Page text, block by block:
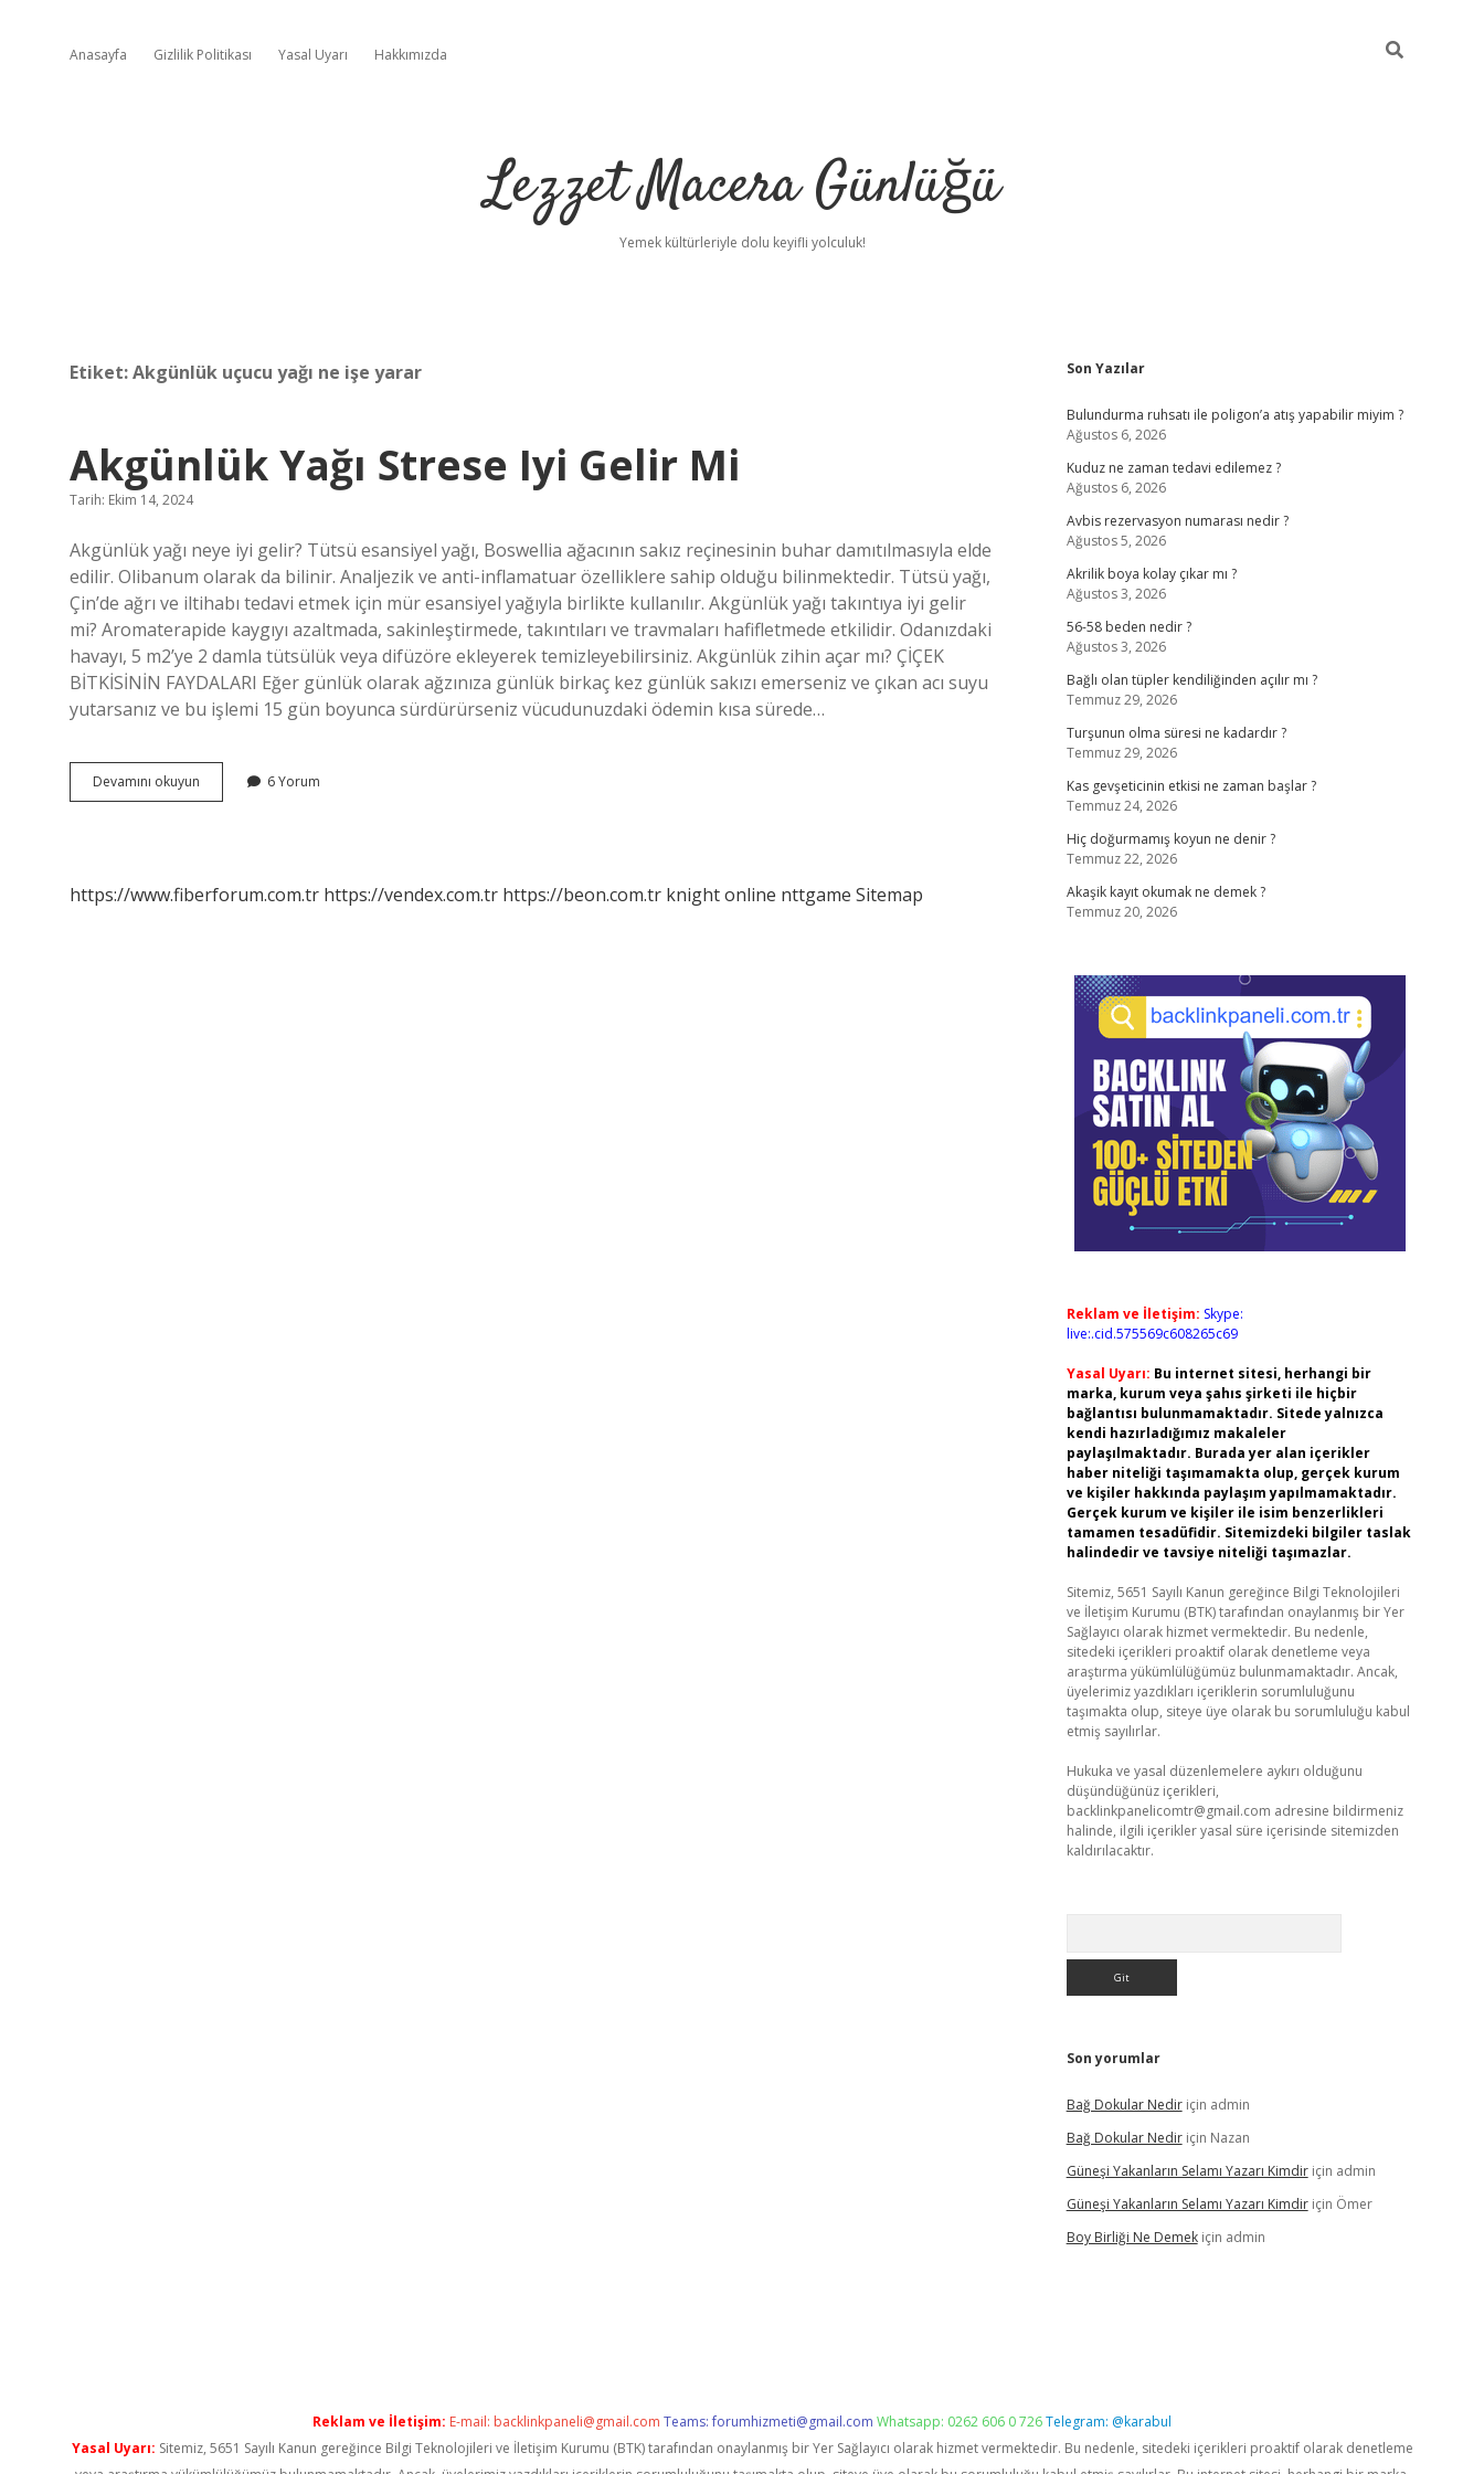
Anasayfa Gizlilik Politikası Yasal Uyarı Hakkımızda
Lezzet Macera Günlüğü
Yemek kültürleriyle dolu keyifli yolculuk!
Etiket:Akgünlük uçucu yağı ne işe yarar
Akgünlük Yağı Strese Iyi Gelir Mi
Tarih: Ekim 14, 2024
Akgünlük yağı neye iyi gelir? Tütsü esansiyel yağı, Boswellia ağacının sakız reçinesinin buhar damıtılmasıyla elde
edilir. Olibanum olarak da bilinir. Analjezik ve anti-inflamatuar özelliklere sahip olduğu bilinmektedir. Tütsü yağı,
Çin’de ağrı ve iltihabı tedavi etmek için mür esansiyel yağıyla birlikte kullanılır. Akgünlük yağı takıntıya iyi gelir
mi? Aromaterapide kaygıyı azaltmada, sakinleştirmede, takıntıları ve travmaları hafifletmede etkilidir. Odanızdaki
havayı, 5 m2’ye 2 damla tütsülük veya difüzöre ekleyerek temizleyebilirsiniz. Akgünlük zihin açar mı? ÇİÇEK
BİTKİSİNİN FAYDALARI Eğer günlük olarak ağzınıza günlük birkaç kez günlük sakızı emerseniz ve çıkan acı suyu
yutarsanız ve bu işlemi 15 gün boyunca sürdürürseniz vücudunuzdaki ödemin kısa sürede…
Devamını okuyun Akgünlük
Yağı
6 Yorum
https://www.fiberforum.com.tr https://vendex.com.tr https://beon.com.tr knight online nttgame Sitemap
Sidebar
Son Yazılar
Bulundurma ruhsatı ile poligon’a atış yapabilir miyim ?
Ağustos 6, 2026
Kuduz ne zaman tedavi edilemez ?
Ağustos 6, 2026
Avbis rezervasyon numarası nedir ?
Ağustos 5, 2026
Akrilik boya kolay çıkar mı ?
Ağustos 3, 2026
56-58 beden nedir ?
Ağustos 3, 2026
Bağlı olan tüpler kendiliğinden açılır mı ?
Temmuz 29, 2026
Turşunun olma süresi ne kadardır ?
Temmuz 29, 2026
Kas gevşeticinin etkisi ne zaman başlar ?
Temmuz 24, 2026
Hiç doğurmamış koyun ne denir ?
Temmuz 22, 2026
Akaşik kayıt okumak ne demek ?
Temmuz 20, 2026
Reklam ve İletişim: Skype:
live:.cid.575569c608265c69
Yasal Uyarı: Bu internet sitesi, herhangi bir
marka, kurum veya şahıs şirketi ile hiçbir
bağlantısı bulunmamaktadır. Sitede yalnızca
kendi hazırladığımız makaleler
paylaşılmaktadır. Burada yer alan içerikler
haber niteliği taşımamakta olup, gerçek kurum
ve kişiler hakkında paylaşım yapılmamaktadır.
Gerçek kurum ve kişiler ile isim benzerlikleri
tamamen tesadüfidir. Sitemizdeki bilgiler taslak
halindedir ve tavsiye niteliği taşımazlar.
Sitemiz, 5651 Sayılı Kanun gereğince Bilgi Teknolojileri
ve İletişim Kurumu (BTK) tarafından onaylanmış bir Yer
Sağlayıcı olarak hizmet vermektedir. Bu nedenle,
sitedeki içerikleri proaktif olarak denetleme veya
araştırma yükümlülüğümüz bulunmamaktadır. Ancak,
üyelerimiz yazdıkları içeriklerin sorumluluğunu
taşımakta olup, siteye üye olarak bu sorumluluğu kabul
etmiş sayılırlar.
Hukuka ve yasal düzenlemelere aykırı olduğunu
düşündüğünüz içerikleri,
backlinkpanelicomtr@gmail.com adresine bildirmeniz
halinde, ilgili içerikler yasal süre içerisinde sitemizden
kaldırılacaktır.
Son yorumlar
Bağ Dokular Nediriçin admin
Bağ Dokular Nediriçin Nazan
Güneşi Yakanların Selamı Yazarı Kimdiriçin admin
Güneşi Yakanların Selamı Yazarı Kimdiriçin Ömer
Boy Birliği Ne Demekiçin admin
Reklam ve İletişim: E-mail: backlinkpaneli@gmail.com Teams:forumhizmeti@gmail.com Whatsapp: 0262 606 0 726Telegram: @karabul
Yasal Uyarı: Sitemiz, 5651 Sayılı Kanun gereğince Bilgi Teknolojileri ve İletişim Kurumu (BTK) tarafından onaylanmış bir Yer Sağlayıcı olarak hizmet vermektedir. Bu nedenle, sitedeki içerikleri proaktif olarak denetleme